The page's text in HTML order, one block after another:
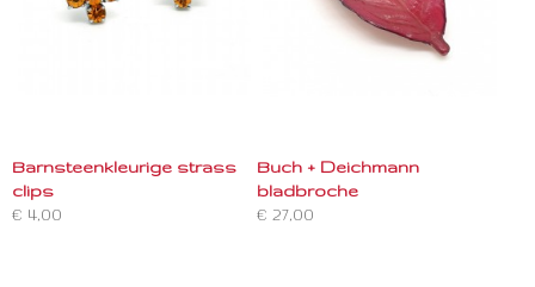
Barnsteenkleurige strass
clips
€ 4,00
Buch + Deichmann
bladbroche
€ 27,00